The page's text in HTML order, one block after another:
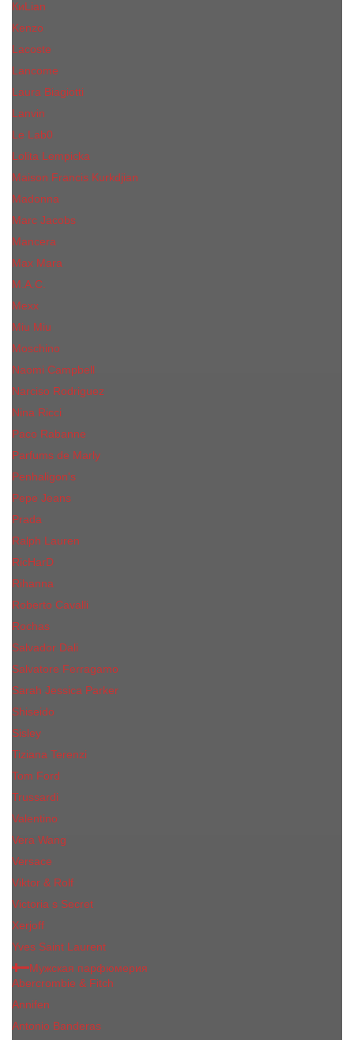
КиLian
Kenzo
Lacoste
Lancome
Laura Biagiotti
Lanvin
Lе Lab0
Lolita Lempicka
Maison Francis Kurkdjian
Madonna
Marc Jacobs
Mancera
Max Mara
M.А.C.
Mexx
Miu Miu
Mоsсhino
Naomi Campbell
Narciso Rodriguez
Nina Ricci
Paco Rabanne
Parfums de Marly
Penhaligon's
Pepe Jeans
Prada
Ralph Lauren
RicHarD
Rihanna
Roberto Cavalli
Rochas
Salvador Dali
Salvatore Ferragamo
Sarah Jessica Parker
Shiseido
Sisley
Tiziana Terenzi
Tom Ford
Trussardi
Valentino
Vera Wang
Versace
Viktor & Rolf
Victoria s Secret
Xerjoff
Yves Saint Laurent
Мужская парфюмерия
Abercrombie & Fitch
Annifen
Antonio Banderas